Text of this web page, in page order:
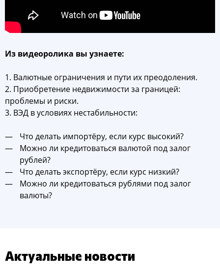
Из видеоролика вы узнаете:
1. Валютные ограничения и пути их преодоления.
2. Приобретение недвижимости за границей:
проблемы и риски.
3. ВЭД в условиях нестабильности:
Что делать импортёру, если курс высокий?
Можно ли кредитоваться валютой под залог
рублей?
Что делать экспортёру, если курс низкий?
Можно ли кредитоваться рублями под залог
валюты?
Актуальные новости